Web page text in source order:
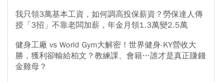
我只領3萬基本工資，如何調高投保薪資？勞保達人傳
授「3招」不靠老闆加薪，年金月領1.3萬變2.5萬
健身工廠 vs World Gym大解密！世界健身-KY營收大
勝，獲利卻輸給柏文？教練課、會籍…誰才是真正賺錢
金雞母？